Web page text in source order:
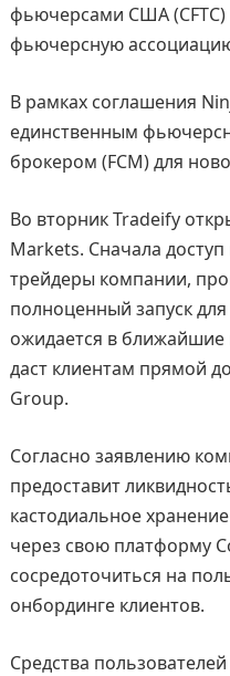
фьючерсами США
фьючерсную
В рамках соглашения
единственным
брокером (FCM) для
Во вторник Tradeify
Markets. Сначала
трейдеры компании,
полноценный запуск
ожидается в ближайшие
даст клиентам прямой
Group.
Согласно заявлению
предоставит
кастодиальное
через свою платформу
сосредоточиться на
онбординге клиентов.
Средства